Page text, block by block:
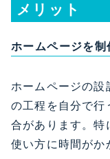
メリット
ホームページを制
ホームページの設
の工程を自分で行
合があります。特
使い方に時間がか